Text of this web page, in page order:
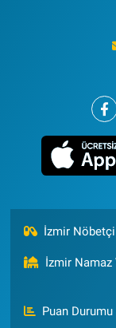
İzmir
İzmir
Puan